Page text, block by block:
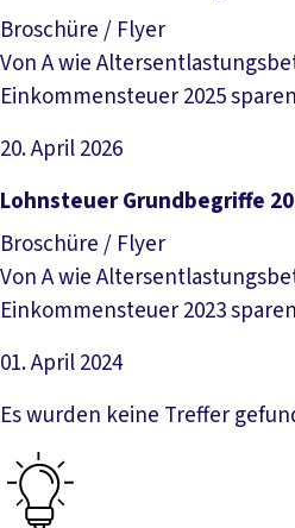
Broschüre / Flyer
Von A wie
Einkommensteuer 2025
20. April 2026
Datei herunterladen
Lohnsteuer Grundbegriffe
Broschüre / Flyer
Von A wie
Einkommensteuer 2023
01. April 2024
Datei herunterladen
Es wurden keine Treffer